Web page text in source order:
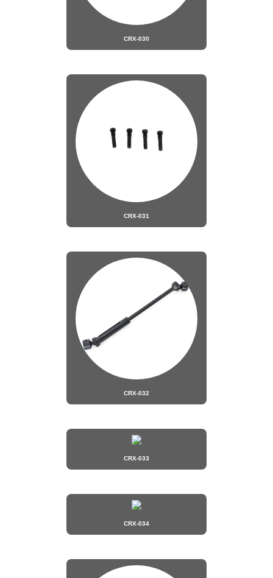
CRX-030
CRX-031
CRX-032
CRX-033
CRX-034